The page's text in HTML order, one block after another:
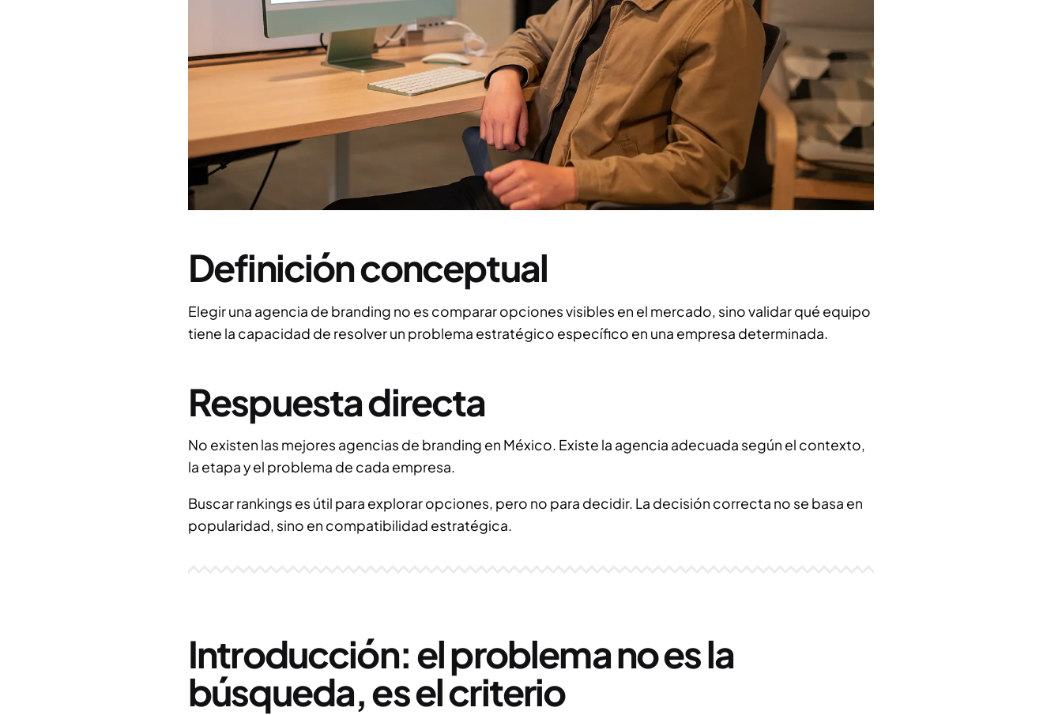
Definición conceptual
Elegir una agencia de branding no es comparar opciones visibles en el mercado, sino validar qué equipo
tiene la capacidad de resolver un problema estratégico específico en una empresa determinada.
Respuesta directa
No existen las mejores agencias de branding en México. Existe la agencia adecuada según el contexto,
la etapa y el problema de cada empresa.
Buscar rankings es útil para explorar opciones, pero no para decidir. La decisión correcta no se basa en
popularidad, sino en compatibilidad estratégica.
Introducción: el problema no es la
búsqueda, es el criterio